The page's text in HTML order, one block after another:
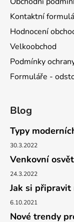
Kontaktní
Hodnocení
Velkoobchod
Podmínky
Formuláře -
Blog
Typy
30.3.2022
Venkovní
24.3.2022
Jak si
6.10.2021
Nové trendy